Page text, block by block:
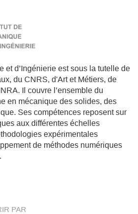
et d’Ingénierie est sous la tutelle de
du CNRS, d'Art et Métiers, de
Il couvre l’ensemble du
en mécanique des solides, des
Ses compétences reposent sur
aux différentes échelles
expérimentales
de méthodes numériques
PAR